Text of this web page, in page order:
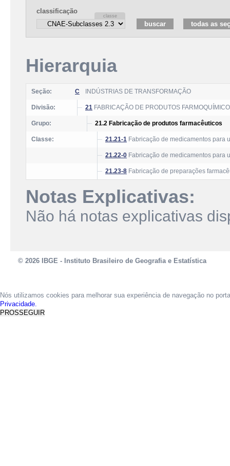
classificação
Hierarquia
Seção: C INDÚSTRIAS DE TRANSFORMAÇÃO
Divisão: 21 FABRICAÇÃO DE PRODUTOS
Grupo: 21.2 Fabricação de produtos farmacêuticos
Classe: 21.21-1 Fabricação de medicamentos para
21.22-0 Fabricação de medicamentos para
21.23-8 Fabricação de preparações
Notas Explicativas:
Não há notas explicativas
© 2026 IBGE - Instituto Brasileiro de Geografia e Estatística
Nós utilizamos cookies para melhorar sua experiência de navegação no
Privacidade.
PROSSEGUIR